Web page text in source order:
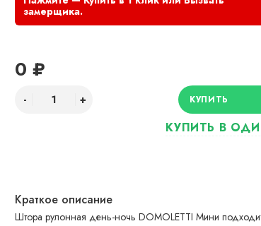
0 ₽
Краткое описание
Штора рулонная день-ночь DOMOLETTI Мини